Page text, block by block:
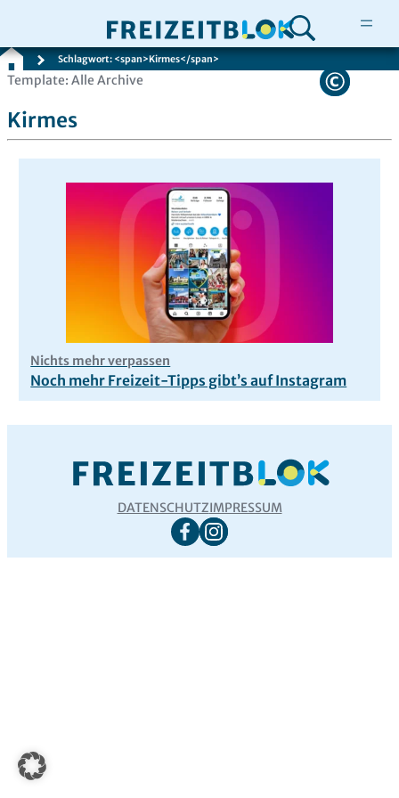
Zum
springen
Schlagwort: <span>Kirmes</span>
Template: Alle Archive
Kirmes
Nichts mehr verpassen
Noch mehr Freizeit-Tipps gibt’s auf Instagram
DATENSCHUTZIMPRESSUM